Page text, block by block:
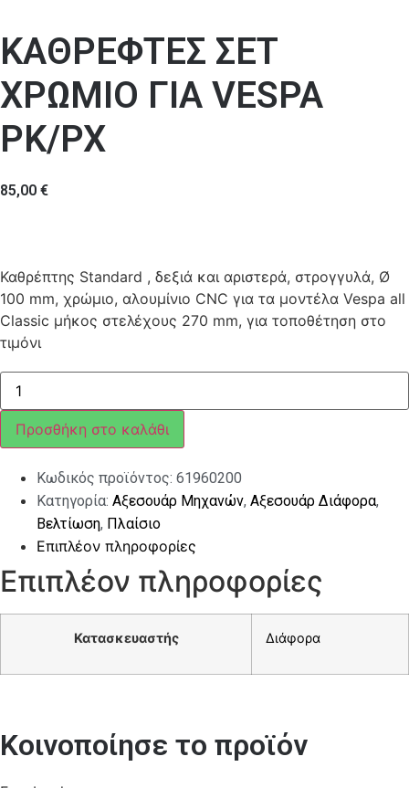
ΚΑΘΡΕΦΤΕΣ ΣΕΤ
ΧΡΩΜΙΟ ΓΙΑ VESPA
PK/PX
85,00 €
Καθρέπτης Standard , δεξιά και αριστερά, στρογγυλά, Ø
100 mm, χρώμιο, αλουμίνιο CNC για τα μοντέλα Vespa all
Classic μήκος στελέχους 270 mm, για τοποθέτηση στο
τιμόνι
ΚΑΘΡΕΦΤΕΣ
ΣΕΤ
ΧΡΩΜΙΟ
ΓΙΑ
VESPA
PK/PX
Προσθήκη στο καλάθι
Κωδικός προϊόντος: 61960200
Κατηγορία: Αξεσουάρ Μηχανών, Αξεσουάρ Διάφορα,
Βελτίωση, Πλαίσιο
Επιπλέον πληροφορίες
Επιπλέον πληροφορίες
Κατασκευαστής Διάφορα
Κοινοποίησε το προϊόν